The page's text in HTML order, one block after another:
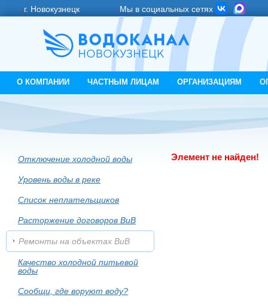
г. Новокузнецк Мы в социальных сетях
О КОМПАНИИ ЧАСТНЫМ ЛИЦАМ ОРГАНИЗАЦИЯМ
Отключение холодной воды
Уровень воды в реке
Список неплательщиков
Расторжение договоров ВиВ
Ремонты на объектах ВиВ
Качество холодной питьевой
воды
Сообщи, где воруют воду?
Элемент не найден!